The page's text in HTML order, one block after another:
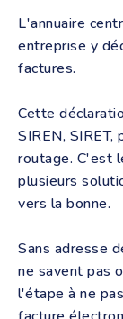
L'annuaire
entreprise y
factures.
Cette
SIREN,
routage. C'est
plusieurs
vers la bonne.
Sans adresse
ne savent pas
l'étape à ne